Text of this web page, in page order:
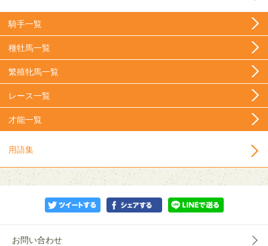
騎手一覧
種牡馬一覧
繁殖牝馬一覧
レース一覧
才能一覧
用語集
お問い合わせ